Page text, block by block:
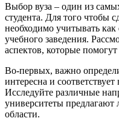
Выбор вуза – один из
студента. Для того чтобы
необходимо учитывать
учебного заведения.
аспектов, которые
Во-первых, важно
интересна и
Исследуйте различные
университеты
области.